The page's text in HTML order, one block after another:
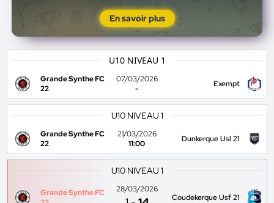
En savoir plus
U10 NIVEAU 1
Grande Synthe FC
22
07/03/2026
-
Exempt
U10 NIVEAU 1
Grande Synthe FC
22
21/03/2026
11:00
Dunkerque Usl 21
U10 NIVEAU 1
Grande Synthe FC
28/03/2026
Coudekerque Usf 21